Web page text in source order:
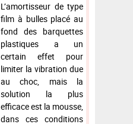
L’amortisseur de type
film à bulles placé au
fond des barquettes
plastiques a un
certain effet pour
limiter la vibration due
au choc, mais la
solution la plus
efficace est la mousse,
dans ces conditions